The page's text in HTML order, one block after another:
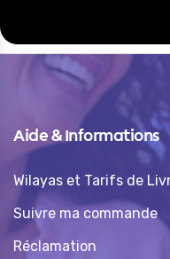
Aide & Informations
Wilayas et Tarifs de
Suivre ma commande
Réclamation